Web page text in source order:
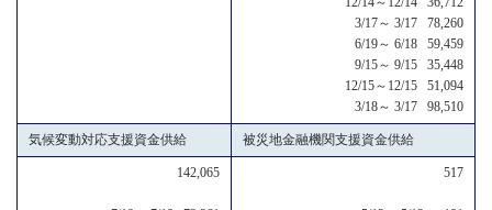
3/17～ 3/17 78,260
6/19～ 6/18 59,459
9/15～ 9/15 35,448
12/15～12/15 51,094
3/18～ 3/17 98,510
気候変動対応支援資金供給 被災地金融機関支援資金供給
142,065 517